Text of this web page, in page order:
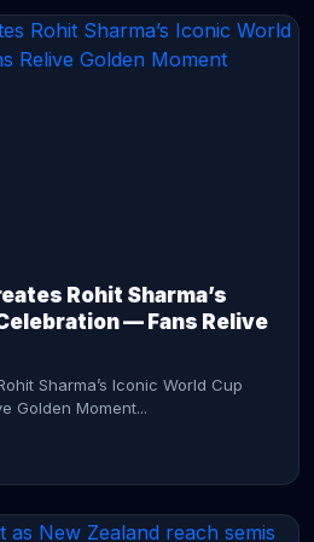
Rohit Sharma’s
— Fans Relive
Sharma’s Iconic World Cup
Golden Moment...